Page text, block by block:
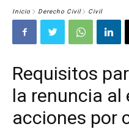
Inicio Derecho Civil Civil
Requisitos
la renuncia al
acciones por